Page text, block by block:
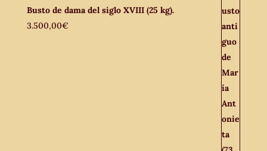
Busto de dama del siglo XVIII (25 kg).
3.500,00€